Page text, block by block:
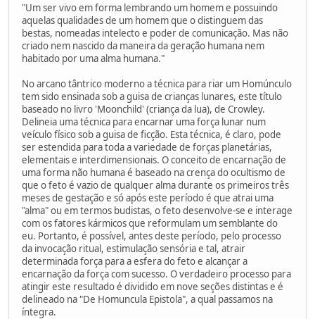
"Um ser vivo em forma lembrando um homem e possuindo
aquelas qualidades de um homem que o distinguem das
bestas, nomeadas intelecto e poder de comunicação. Mas não
criado nem nascido da maneira da geração humana nem
habitado por uma alma humana."
No arcano tântrico moderno a técnica para riar um Homúnculo
tem sido ensinada sob a guisa de crianças lunares, este título
baseado no livro 'Moonchild' (criança da lua), de Crowley.
Delineia uma técnica para encarnar uma força lunar num
veículo físico sob a guisa de ficção. Esta técnica, é claro, pode
ser estendida para toda a variedade de forças planetárias,
elementais e interdimensionais. O conceito de encarnação de
uma forma não humana é baseado na crença do ocultismo de
que o feto é vazio de qualquer alma durante os primeiros três
meses de gestação e só após este período é que atrai uma
"alma" ou em termos budistas, o feto desenvolve-se e interage
com os fatores kármicos que reformulam um semblante do
eu. Portanto, é possível, antes deste período, pelo processo
da invocação ritual, estimulação sensória e tal, atrair
determinada força para a esfera do feto e alcançar a
encarnação da força com sucesso. O verdadeiro processo para
atingir este resultado é dividido em nove seções distintas e é
delineado na "De Homuncula Epistola", a qual passamos na
íntegra.